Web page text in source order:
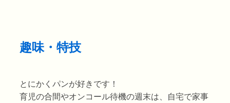
趣味・特技
とにかくパンが好きです！
育児の合間やオンコール待機の週末は、自宅で家事